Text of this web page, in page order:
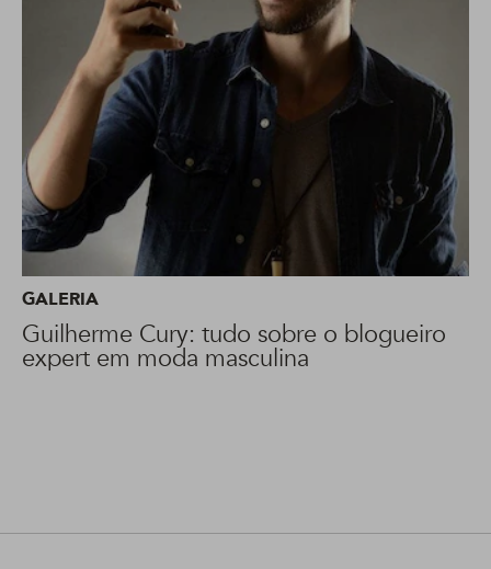
GALERIA
Guilherme Cury: tudo sobre o blogueiro
expert em moda masculina